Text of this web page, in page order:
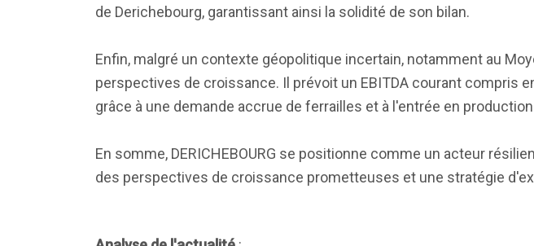
de Derichebourg, garantissant ainsi la solidité de son bilan.
Enfin, malgré un contexte géopolitique incertain, notamment au
perspectives de croissance. Il prévoit un EBITDA courant compris
grâce à une demande accrue de ferrailles et à l'entrée en
En somme, DERICHEBOURG se positionne comme un acteur
des perspectives de croissance prometteuses et une stratégie